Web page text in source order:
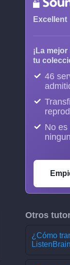
Excellent
¡La
tu
46
No es
Otros
¿Cómo